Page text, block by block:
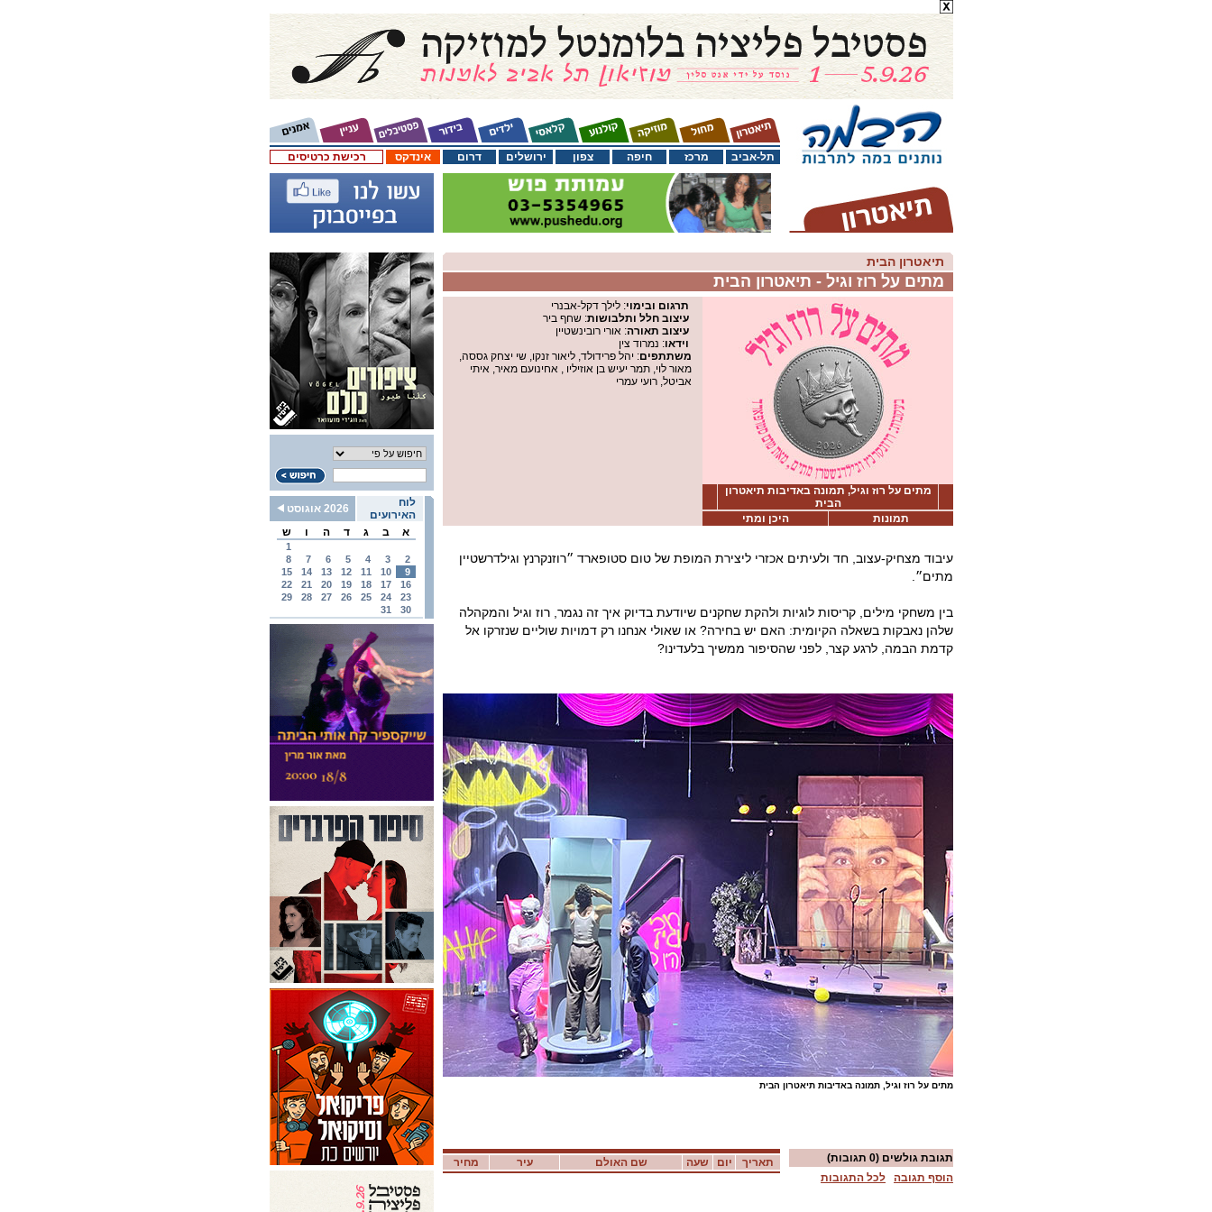
רכישת כרטיסים אינדקס דרום ירושלים צפון חיפה מרכז תל-אביב
לוח
האירועים
2026 אוגוסט
א
ב ג ד ה ו ש
1
2
3
4
5
6
7
8
9
10
11
12
13
14
15
16
17
18
19
20
21
22
23
24
25
26
27
28
29
30
31
תיאטרון הבית
מתים על רוז וגיל - תיאטרון הבית
תרגום ובימוי: לילך דקל-אבנרי
עיצוב חלל ותלבושות: שחף ביר
עיצוב תאורה: אורי רובינשטיין
וידאו: נמרוד צין
משתתפים: יהל פרידולד, ליאור זנקו, שי יצחק גססה,
מאור לוי, תמר יעיש בן אוזיליו , אחינועם מאיר, איתי
אביטל, רועי עמרי
מתים על רוז וגיל, תמונה באדיבות תיאטרון
הבית
תמונות
היכן ומתי
עיבוד מצחיק-עצוב, חד ולעיתים אכזרי ליצירת המופת של טום סטופארד ״רוזנקרנץ וגילדרשטיין
מתים״.
בין משחקי מילים, קריסות לוגיות ולהקת שחקנים שיודעת בדיוק איך זה נגמר, רוז וגיל והמקהלה
שלהן נאבקות בשאלה הקיומית: האם יש בחירה? או שאולי אנחנו רק דמויות שוליים שנזרקו אל
קדמת הבמה, לרגע קצר, לפני שהסיפור ממשיך בלעדינו?
מתים על רוז וגיל, תמונה באדיבות תיאטרון הבית
מחיר עיר שם האולם שעה יום תאריך תגובת גולשים (0 תגובות)
הוסף תגובה
לכל התגובות